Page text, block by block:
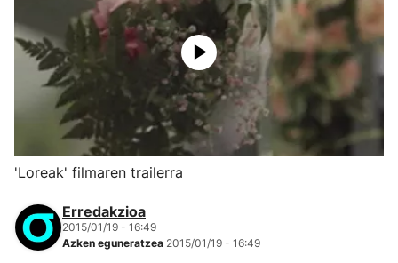
'Loreak' filmaren trailerra
Erredakzioa
2015/01/19 - 16:49
Azken eguneratzea 2015/01/19 - 16:49